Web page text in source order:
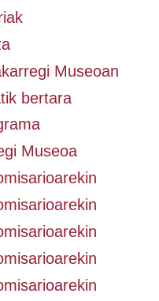
Museoan
bertara
Museoa